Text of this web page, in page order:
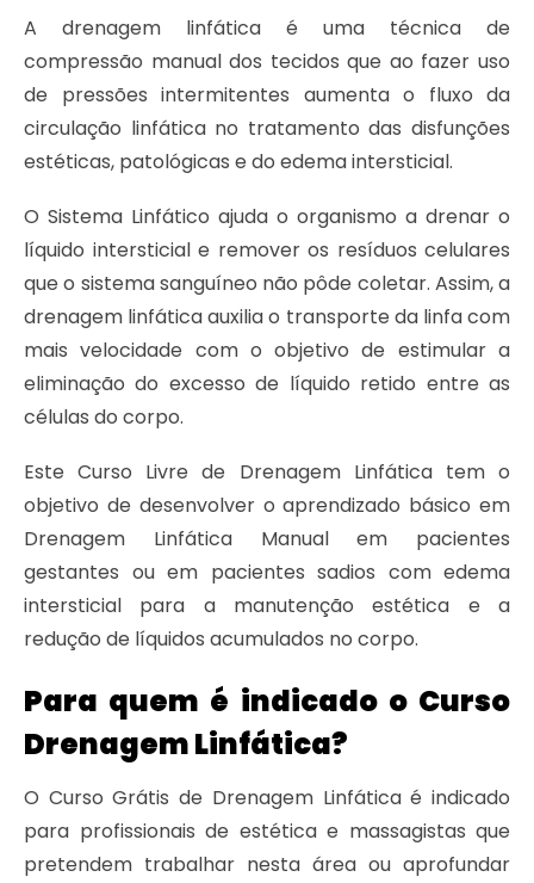
A drenagem linfática é uma técnica de
compressão manual dos tecidos que ao fazer uso
de pressões intermitentes aumenta o fluxo da
circulação linfática no tratamento das disfunções
estéticas, patológicas e do edema intersticial.
O Sistema Linfático ajuda o organismo a drenar o
líquido intersticial e remover os resíduos celulares
que o sistema sanguíneo não pôde coletar. Assim, a
drenagem linfática auxilia o transporte da linfa com
mais velocidade com o objetivo de estimular a
eliminação do excesso de líquido retido entre as
células do corpo.
Este Curso Livre de Drenagem Linfática tem o
objetivo de desenvolver o aprendizado básico em
Drenagem Linfática Manual em pacientes
gestantes ou em pacientes sadios com edema
intersticial para a manutenção estética e a
redução de líquidos acumulados no corpo.
Para quem é indicado o Curso
Drenagem Linfática?
O Curso Grátis de Drenagem Linfática é indicado
para profissionais de estética e massagistas que
pretendem trabalhar nesta área ou aprofundar